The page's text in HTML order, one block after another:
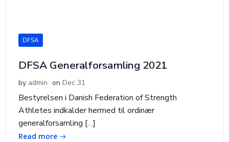
DFSA
DFSA Generalforsamling 2021
by admin on Dec 31
Bestyrelsen i Danish Federation of Strength
Athletes indkalder hermed til ordinær
generalforsamling […]
Read more